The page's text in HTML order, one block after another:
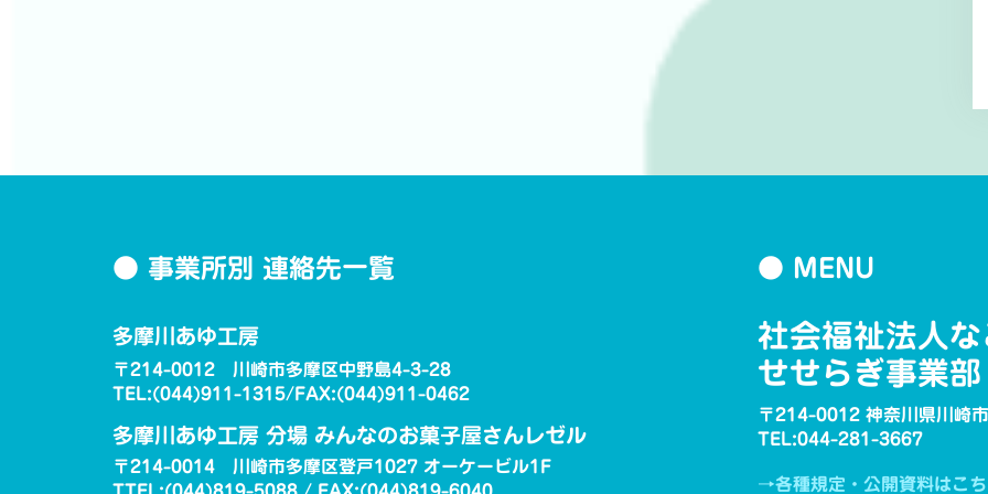
● 事業所別 連絡先一覧
多摩川あゆ工房
〒214-0012 川崎市多摩区中野島4-3-28
TEL:(044)911-1315/FAX:(044)911-0462
多摩川あゆ工房 分場 みんなのお菓子屋さんレゼル
〒214-0014 川崎市多摩区登戸1027 オーケービル1F
● MENU
社会福祉法人
せせらぎ事業部
〒214-0012 神奈川県川崎
TEL:044-281-3667
→各種規定・公開資料はこ